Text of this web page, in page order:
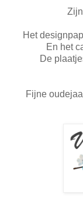
Het
En het
De
Fijne